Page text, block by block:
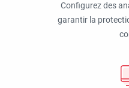
Configurez des
garantir la